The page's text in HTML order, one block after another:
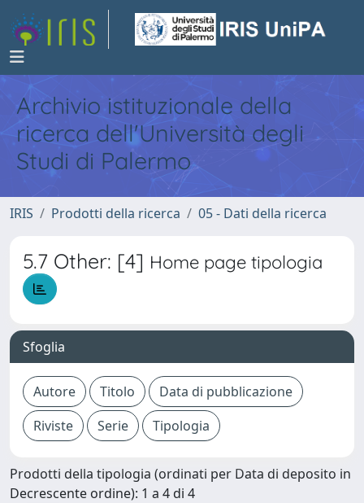
Archivio istituzionale della
ricerca dell'Università degli
Studi di Palermo
IRIS Prodotti della ricerca 05 - Dati della ricerca
5.7 Other: [4] Home page tipologia
Sfoglia
Prodotti della tipologia (ordinati per Data di deposito in
Decrescente ordine): 1 a 4 di 4